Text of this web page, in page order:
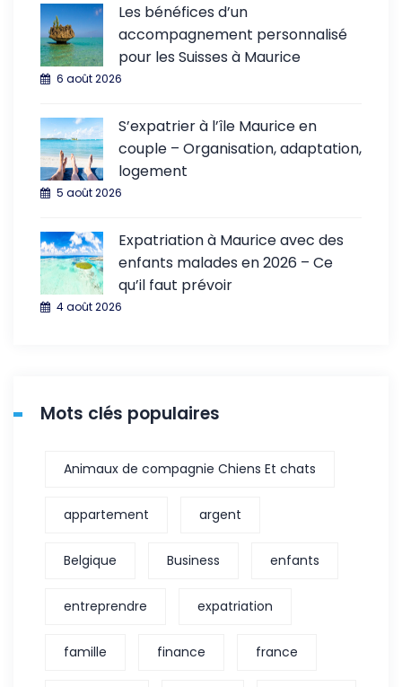
Les bénéfices d’un
accompagnement personnalisé
pour les Suisses à Maurice
6 août 2026
S’expatrier à l’île Maurice en
couple – Organisation, adaptation,
logement
5 août 2026
Expatriation à Maurice avec des
enfants malades en 2026 – Ce
qu’il faut prévoir
4 août 2026
Mots clés populaires
Animaux de compagnie Chiens Et chats
appartement argent
Belgique Business enfants
entreprendre expatriation
famille finance france